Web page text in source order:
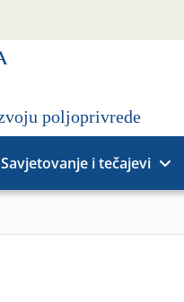
Savjetovanje i tečajevi